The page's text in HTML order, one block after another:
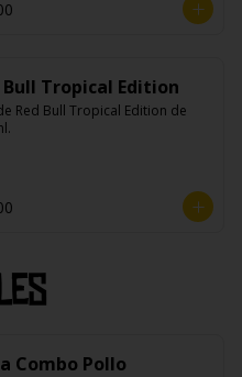
Bull Tropical Edition
Red Bull Tropical Edition de
Combo Pollo